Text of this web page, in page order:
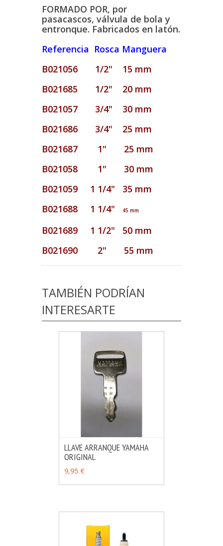
FORMADO POR, por
pasacascos, válvula de bola y
entronque. Fabricados en latón.
Referencia Rosca Manguera
B021056 1/2" 15 mm
B021685 1/2" 20 mm
B021057 3/4" 30 mm
B021686 3/4" 25 mm
B021687 1" 25 mm
B021058 1" 30 mm
B021059 1 1/4" 35 mm
B021688 1 1/4"
45 mm
B021689 1 1/2" 50 mm
B021690 2" 55 mm
TAMBIÉN PODRÍAN
INTERESARTE
VER OPCIONES
LLAVE ARRANQUE YAMAHA
ORIGINAL
9,95 €